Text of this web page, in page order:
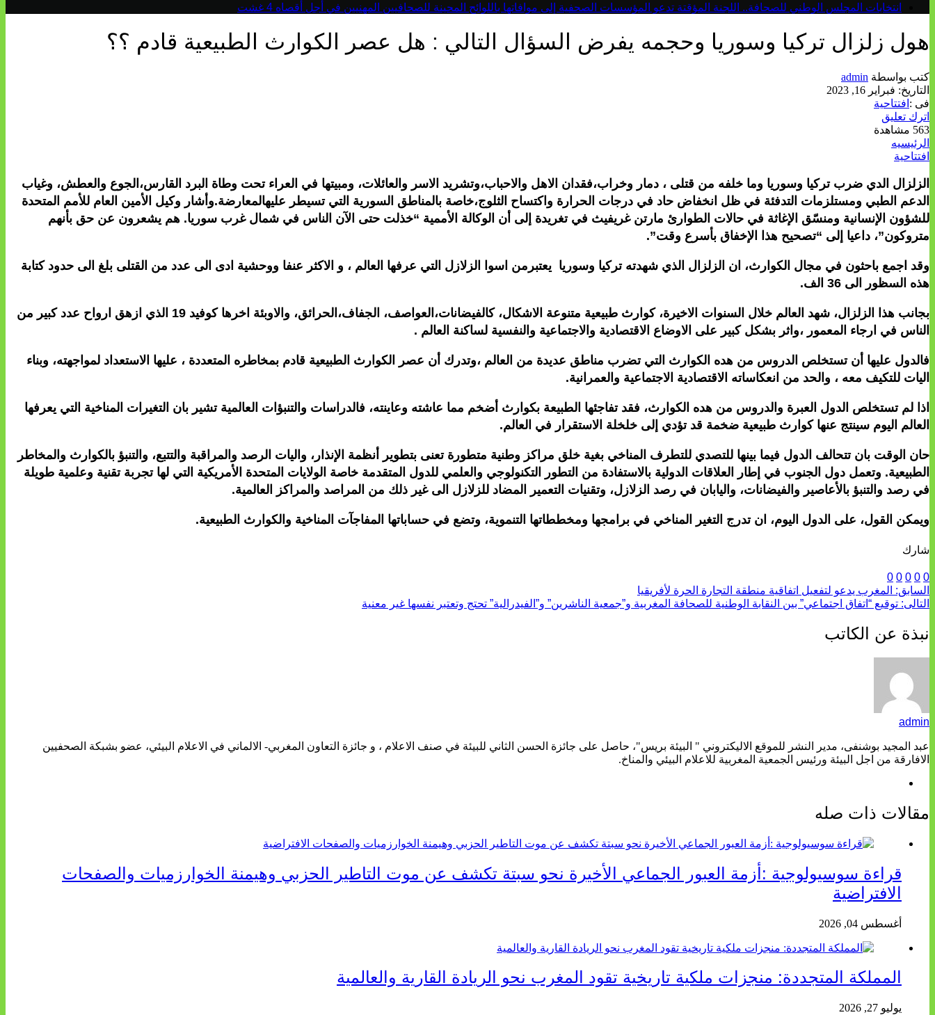
انتخابات المجلس الوطني للصحافة.. اللجنة المؤقتة تدعو المؤسسات الصحفية إلى موافاتها باللوائح المحينة للصحافيين المهنيين في أجل أقصاه 4 غشت
هول زلزال تركيا وسوريا وحجمه يفرض السؤال التالي : هل عصر الكوارث الطبيعية قادم ؟؟
كتب بواسطة admin
التاريخ: فبراير 16, 2023
فى : افتتاحية
اترك تعليق
563 مشاهدة
الرئيسيه
افتتاحية
الزلزال الدي ضرب تركيا وسوريا وما خلفه من قتلى ، دمار وخراب،فقدان الاهل والاحباب،وتشريد الاسر والعائلات، ومبيتها في العراء تحت وطاة البرد القارس،الجوع والعطش، وغياب
الدعم الطبي ومستلزمات التدفئة في ظل انخفاض حاد في درجات الحرارة واكتساح الثلوج،خاصة بالمناطق السورية التي تسيطر عليهالمعارضة.وأشار وكيل الأمين العام للأمم المتحدة
للشؤون الإنسانية ومنسّق الإغاثة في حالات الطوارئ مارتن غريفيث في تغريدة إلى أن الوكالة الأممية “خذلت حتى الآن الناس في شمال غرب سوريا. هم يشعرون عن حق بأنهم
متروكون”، داعيا إلى “تصحيح هذا الإخفاق بأسرع وقت”.
وقد اجمع باحثون في مجال الكوارث، ان الزلزال الذي شهدته تركيا وسوريا يعتبرمن اسوا الزلازل التي عرفها العالم ، و الاكثر عنفا ووحشية ادى الى عدد من القتلى بلغ الى حدود كتابة
هذه السظور الى 36 الف.
بجانب هذا الزلزال، شهد العالم خلال السنوات الاخيرة، كوارث طبيعية متنوعة الاشكال، كالفيضانات،العواصف، الجفاف،الحرائق، والاوبئة اخرها كوفيد 19 الذي ازهق ارواح عدد كبير من
الناس في ارجاء المعمور ،واثر بشكل كبير على الاوضاع الاقتصادية والاجتماعية والنفسية لساكنة العالم .
فالدول عليها أن تستخلص الدروس من هده الكوارث التي تضرب مناطق عديدة من العالم ،وتدرك أن عصر الكوارث الطبيعية قادم بمخاطره المتعددة ، عليها الاستعداد لمواجهته، وبناء
اليات للتكيف معه ، والحد من انعكاساته الاقتصادية الاجتماعية والعمرانية.
اذا لم تستخلص الدول العبرة والدروس من هده الكوارث، فقد تفاجئها الطبيعة بكوارث أضخم مما عاشته وعاينته، فالدراسات والتنبؤات العالمية تشير بان التغيرات المناخية التي يعرفها
العالم اليوم سينتج عنها كوارث طبيعية ضخمة قد تؤدي إلى خلخلة الاستقرار في العالم.
حان الوقت بان تتحالف الدول فيما بينها للتصدي للتطرف المناخي بغية خلق مراكز وطنية متطورة تعنى بتطوير أنظمة الإنذار، واليات الرصد والمراقبة والتتبع، والتنبؤ بالكوارث والمخاطر
الطبيعية. وتعمل دول الجنوب في إطار العلاقات الدولية بالاستفادة من التطور التكنولوجي والعلمي للدول المتقدمة خاصة الولايات المتحدة الأمريكية التي لها تجربة تقنية وعلمية طويلة
في رصد والتنبؤ بالأعاصير والفيضانات، واليابان في رصد الزلازل، وتقنيات التعمير المضاد للزلازل الى غير ذلك من المراصد والمراكز العالمية.
ويمكن القول، على الدول اليوم، ان تدرج التغير المناخي في برامجها ومخططاتها التنموية، وتضع في حساباتها المفاجآت المناخية والكوارث الطبيعية.
شارك
0
0
0
0
0
السابق: المغرب يدعو لتفعيل اتفاقية منطقة التجارة الحرة لأفريقيا
التالى: توقيع “اتفاق اجتماعي” بين النقابة الوطنية للصحافة المغربية و”جمعية الناشرين” و”الفيدرالية” تحتج وتعتبر نفسها غير معنية
نبذة عن الكاتب
admin
عبد المجيد بوشنفى، مدير النشر للموقع الاليكتروني " البيئة بريس"، حاصل على جائزة الحسن الثاني للبيئة في صنف الاعلام ، و جائزة التعاون المغربي- الالماني في الاعلام البيئي، عضو بشبكة الصحفيين
الافارقة من اجل البيئة ورئيس الجمعية المغربية للاعلام البيئي والمناخ.
مقالات ذات صله
قراءة سوسيولوجية :أزمة العبور الجماعي الأخيرة نحو سبتة تكشف عن موت التاطير الحزبي وهيمنة الخوارزميات والصفحات
الافتراضية
أغسطس 04, 2026
المملكة المتجددة: منجزات ملكية تاريخية تقود المغرب نحو الريادة القارية والعالمية
يوليو 27, 2026